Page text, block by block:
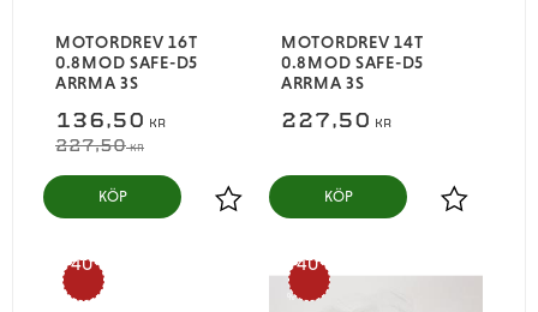
MOTORDREV 16T
0.8MOD SAFE-D5
ARRMA 3S
136,50 KR
227,50KR
Lägg till i favoriter
KÖP
MOTORDREV 14T
0.8MOD SAFE-D5
ARRMA 3S
227,50 KR
Lägg till i
KÖP
40
%
40
%